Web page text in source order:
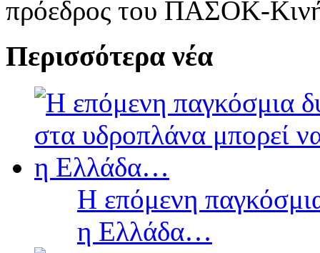
πρόεδρος του ΠΑΣΟΚ-
Περισσότερα νέα
Η επόμενη
η Ελλάδα…